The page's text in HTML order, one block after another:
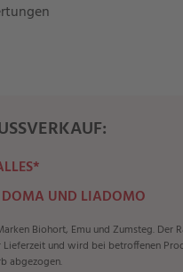
UND LIADOMO
Biohort, Emu und Zumsteg. Der
und wird bei betroffenen
abgezogen.